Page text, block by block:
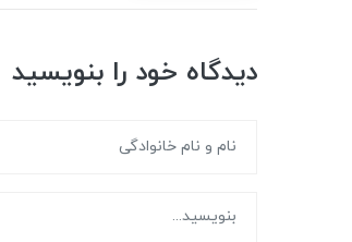
دیدگاه خود را بنویسید